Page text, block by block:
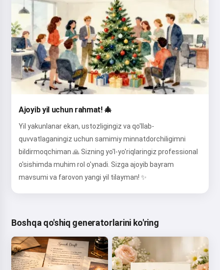
Ajoyib yil uchun rahmat! 🎄
Yil yakunlanar ekan, ustozligingiz va qo'llab-
quvvatlaganingiz uchun samimiy minnatdorchiligimni
bildirmoqchiman 🙏 Sizning yo'l-yo'riqlaringiz professional
o'sishimda muhim rol o'ynadi. Sizga ajoyib bayram
mavsumi va farovon yangi yil tilayman! ✨
Boshqa qo'shiq generatorlarini ko'ring